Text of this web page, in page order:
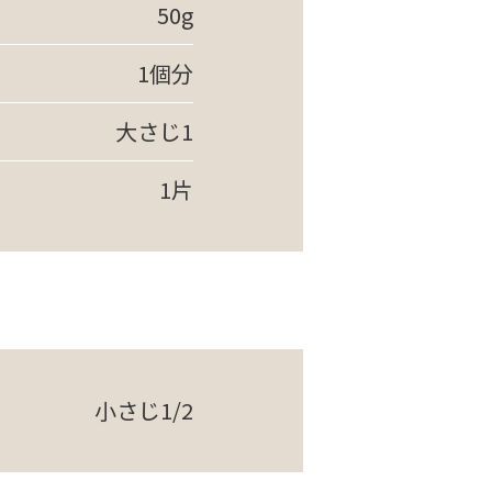
50g
1個分
大さじ1
1片
小さじ1/2